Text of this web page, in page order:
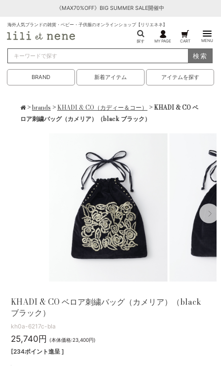
《MAX70%OFF》BIG SUMMER SALE開催中
海外人気ブランドの雑貨・ベビー・子供服のオンラインショップ【リリエネネ】
探す MY PAGE CART MENU
検索
BRAND 新着アイテム アイテムを探す
>brands > KHADI & CO（カディー＆コー） > KHADI & CO ベ
ロア刺繍バッグ（カメリア）（black ブラック）
KHADI & CO ベロア刺繍バッグ（カメリア）（black
ブラック）
kh0a-6217c-bla
25,740円 (本体価格:23,400円)
[234ポイント進呈 ]